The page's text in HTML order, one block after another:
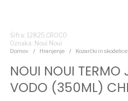
Domov / Hranjenje / Kozarčki in skodelice
NOUI NOUI TERMO
VODO (350ML)
Šifra: 12825.CROCO
Oznaka: Noui Noui